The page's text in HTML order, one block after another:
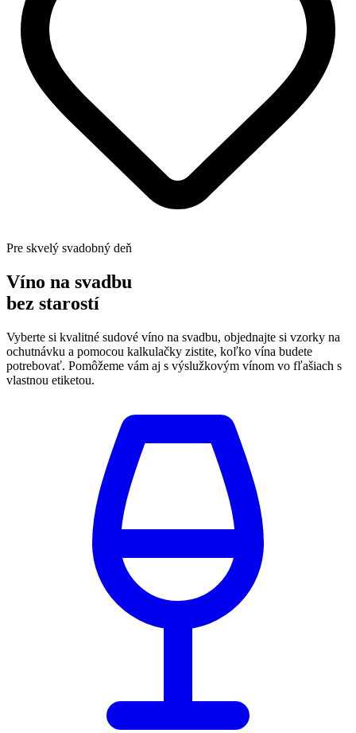
Pre skvelý svadobný deň
Víno na svadbu
bez starostí
Vyberte si kvalitné sudové víno na svadbu, objednajte si vzorky na
ochutnávku a pomocou kalkulačky zistite, koľko vína budete
potrebovať. Pomôžeme vám aj s výslužkovým vínom vo fľašiach s
vlastnou etiketou.